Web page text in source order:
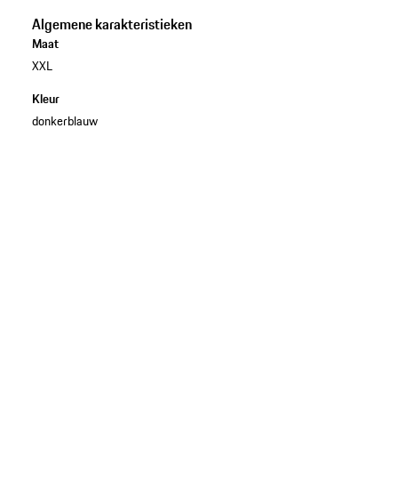
Algemene karakteristieken
Maat
XXL
Kleur
donkerblauw